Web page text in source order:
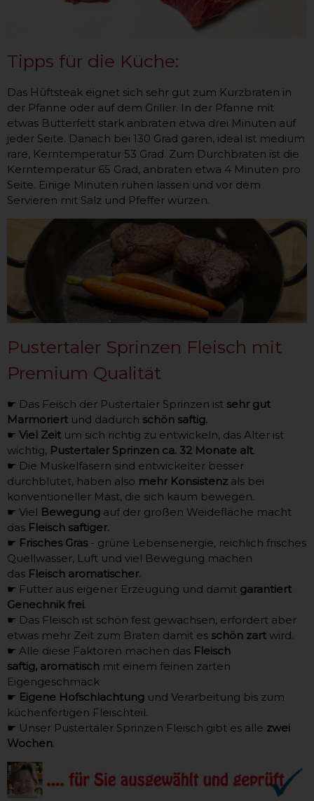
Tipps für die Küche:
Das Hüftsteak eignet sich sehr gut zum Kurzbraten in
der Pfanne oder auf dem Griller. In der Pfanne mit
etwas Butterfett stark anbraten etwa drei Minuten auf
jeder Seite. Danach bei 130 Grad garen, ideal ist medium
rare, Kerntemperatur 53 Grad. Zum Durchbraten ist die
Kerntemperatur 65 Grad, anbraten etwa 4 Minuten pro
Seite. Einige Minuten ruhen lassen und vor dem
Servieren mit Salz und Pfeffer würzen.
Pustertaler Sprinzen Fleisch mit
Premium Qualität
☛ Das Feisch der Pustertaler Sprinzen ist sehr gut
Marmoriert und dadurch schön saftig.
☛ Viel Zeit um sich richtig zu entwickeln, das Alter ist
wichtig, Pustertaler Sprinzen ca. 32 Monate alt.
☛ Die Muskelfasern sind entwickelter besser
durchblutet, haben also mehr Konsistenz als bei
konventioneller Mast, die sich kaum bewegen.
☛ Viel Bewegung auf der großen Weidefläche macht
das Fleisch saftiger.
☛ Frisches Gras - grüne Lebensenergie, reichlich frisches
Quellwasser, Luft und viel Bewegung machen
das Fleisch aromatischer.
☛ Futter aus eigener Erzeugung und damit garantiert
Genechnik frei.
☛ Das Fleisch ist schön fest gewachsen, erfordert aber
etwas mehr Zeit zum Braten damit es schön zart wird.
☛ Alle diese Faktoren machen das Fleisch
saftig, aromatisch mit einem feinen zarten
Eigengeschmack
☛ Eigene Hofschlachtung und Verarbeitung bis zum
küchenfertigen Fleischteil.
☛ Unser Pustertaler Sprinzen Fleisch gibt es alle zwei
Wochen.